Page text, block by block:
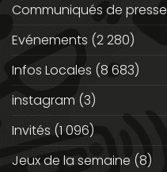
Communiqués de presse
Evénements (2 280)
Infos Locales (8 683)
instagram (3)
Invités (1 096)
Jeux de la semaine (8)